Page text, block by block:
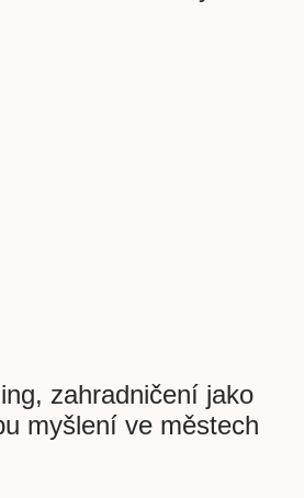
zahradničení jako
myšlení ve městech